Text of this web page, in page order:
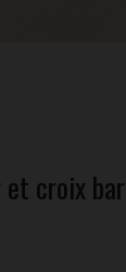
croix